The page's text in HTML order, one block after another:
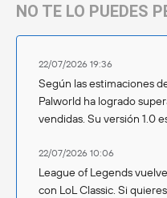
NO TE LO PUEDES
22/07/2026 19:36
Según las estimaciones
Palworld ha logrado
vendidas. Su versión 1.0
22/07/2026 10:06
League of Legends
con LoL Classic. Si